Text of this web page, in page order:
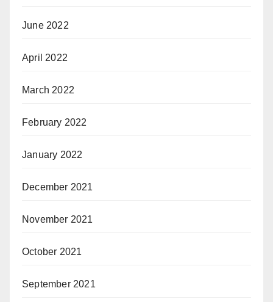
June 2022
April 2022
March 2022
February 2022
January 2022
December 2021
November 2021
October 2021
September 2021